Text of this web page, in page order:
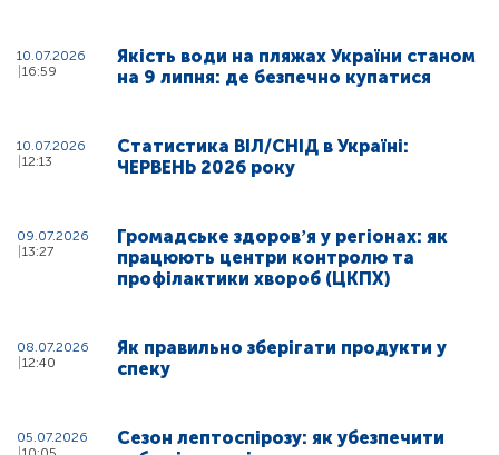
10.07.2026
16:59
Якість води на пляжах України станом
на 9 липня: де безпечно купатися
10.07.2026
12:13
Статистика ВІЛ/СНІД в Україні:
ЧЕРВЕНЬ 2026 року
09.07.2026
13:27
Громадське здоровʼя у регіонах: як
працюють центри контролю та
профілактики хвороб (ЦКПХ)
08.07.2026
12:40
Як правильно зберігати продукти у
спеку
05.07.2026
Сезон лептоспірозу: як убезпечити